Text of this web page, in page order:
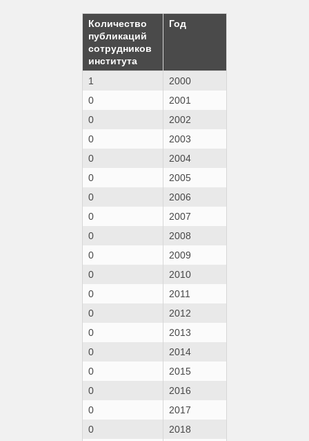
Количество
публикаций
сотрудников
института
Год
1
2000
0
2001
0
2002
0
2003
0
2004
0
2005
0
2006
0
2007
0
2008
0
2009
0
2010
0
2011
0
2012
0
2013
0
2014
0
2015
0
2016
0
2017
0
2018